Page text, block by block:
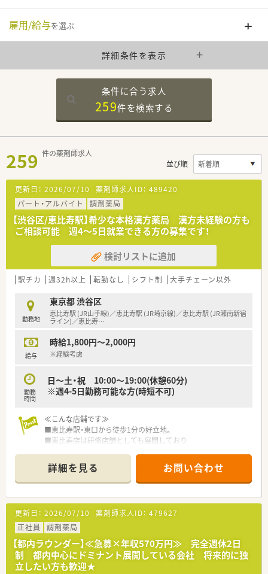
雇用/給与を選ぶ
詳細条件を表示
条件に合う求人
259件を検索する
259 件の薬剤師求人
並び順
更新日： 2026/07/10 薬剤師求人ID： 489420
パート・アルバイト
調剤薬局
【渋谷区/恵比寿駅】希少な本格漢方薬局 漢方未経験の方も
ご相談可能 週4～5日就業できる方の募集です！
検討リストに追加
駅チカ 週32h以上 転勤なし シフト制 大手チェーン以外
勤務地
東京都 渋谷区
恵比寿駅 (JR山手線)／恵比寿駅 (JR埼京線)／恵比寿駅 (JR湘南新宿
ライン)／恵比寿…
給与
時給1,800円～2,000円
※経験考慮
勤務
時間
日～土・祝 10:00～19:00(休憩60分)
※週4-5日勤務可能な方(時短不可)
≪こんな店舗です≫
■恵比寿駅・東口から徒歩1分の好立地。
■恵比寿店は研修店舗としても展開しており
■不妊治療やアトピーなどの皮膚疾患、ダイエットや生理不順な
ど幅広い領域の漢方相談を受けております。
≪業務の流れ≫
■1回のカウンセリングは約30分。
カウンセリングを通して患者様の病状を把握し、処方内容を定め
ていきます。
（初回は状況によりカウンセリング時間～90分）
■時には症状等により処方の提案などもしていき為、コミュニケ
ーション力・提案力が求められます。
詳細を見る お問い合わせ
更新日： 2026/07/10 薬剤師求人ID： 479627
正社員
調剤薬局
【都内ラウンダー】≪急募×年収570万円≫ 完全週休2日
制 都内中心にドミナント展開している会社 将来的に独
立したい方も歓迎★